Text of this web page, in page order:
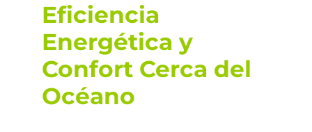
Eficiencia
Energética y
Confort Cerca del
Océano